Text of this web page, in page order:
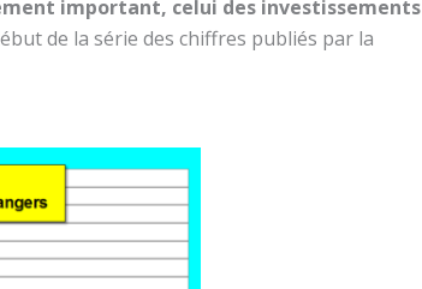
important, celui des investissements
de la série des chiffres publiés par la